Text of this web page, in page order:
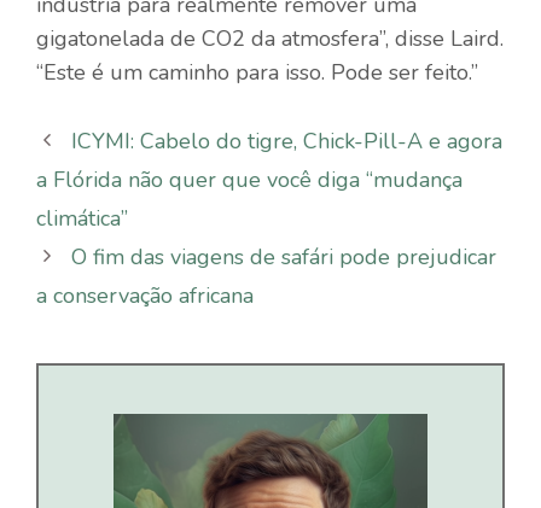
gigatonelada de CO2 da atmosfera”, disse Laird.
“Este é um caminho para isso. Pode ser feito.”
ICYMI: Cabelo do tigre, Chick-Pill-A e agora
a Flórida não quer que você diga “mudança
climática”
O fim das viagens de safári pode prejudicar
a conservação africana